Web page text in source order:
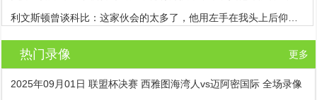
热门录像 更多
2025年09月01日 联盟杯决赛 西雅图海湾人vs迈阿密国际 全场录像